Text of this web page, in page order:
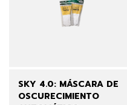
SKY 4.0: MÁSCARA DE
OSCURECIMIENTO